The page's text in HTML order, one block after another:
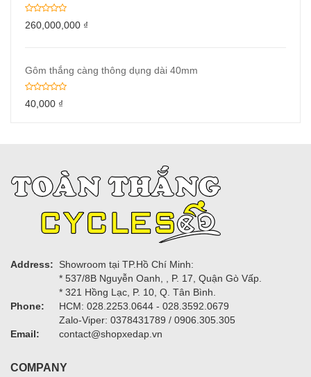
260,000,000 ₫
Gôm thắng càng thông dụng dài 40mm
40,000 ₫
Address:
Showroom tại TP.Hồ Chí Minh:
* 537/8B Nguyễn Oanh, , P. 17, Quận Gò Vấp.
* 321 Hồng Lạc, P. 10, Q. Tân Bình.
Phone:
HCM: 028.2253.0644 - 028.3592.0679
Zalo-Viper: 0378431789 / 0906.305.305
Email:
contact@shopxedap.vn
COMPANY